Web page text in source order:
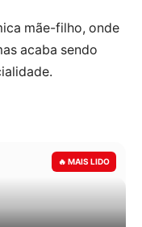
mãe-filho, onde
acaba sendo